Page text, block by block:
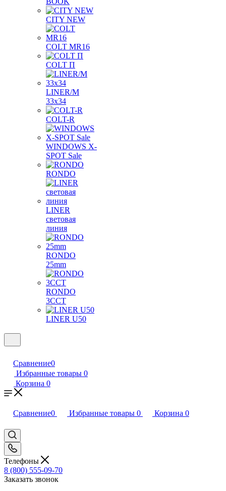
CITY NEW
COLT MR16
COLT П
LINER/М
33х34
COLT-R
WINDOWS X-
SPOT Sale
RONDO
LINER
световая
линия
RONDO
25mm
RONDO
3CCT
LINER U50
Сравнение0
Избранные товары 0
Корзина 0
Сравнение0 Избранные товары 0 Корзина 0
Телефоны
8 (800) 555-09-70
Заказать звонок